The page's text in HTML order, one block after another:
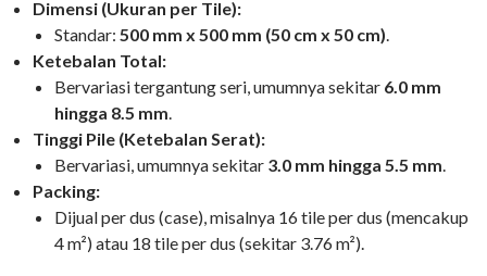
Dimensi (Ukuran per Tile):
Standar: 500 mm x 500 mm (50 cm x 50 cm).
Ketebalan Total:
Bervariasi tergantung seri, umumnya sekitar 6.0 mm
hingga 8.5 mm.
Tinggi Pile (Ketebalan Serat):
Bervariasi, umumnya sekitar 3.0 mm hingga 5.5 mm.
Packing:
Dijual per dus (case), misalnya 16 tile per dus (mencakup
4 m²) atau 18 tile per dus (sekitar 3.76 m²).